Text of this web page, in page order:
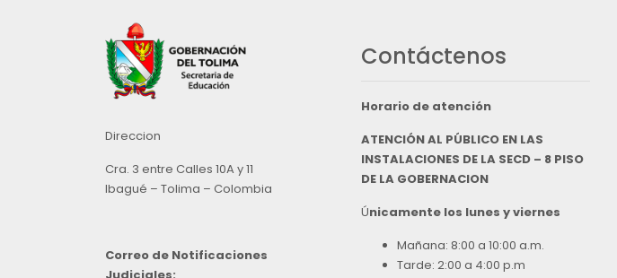
Direccion
Cra. 3 entre Calles 10A y 11
Ibagué – Tolima – Colombia
Correo de Notificaciones
Contáctenos
Horario de atención
ATENCIÓN AL PÚBLICO EN LAS
INSTALACIONES DE LA SECD – 8 PISO
DE LA GOBERNACION
Únicamente los lunes y viernes
Mañana: 8:00 a 10:00 a.m.
Tarde: 2:00 a 4:00 p.m